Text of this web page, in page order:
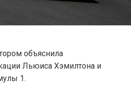
объяснила
Льюиса Хэмилтона и
1.